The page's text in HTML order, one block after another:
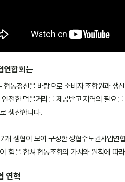
연합회는
협동정신을 바탕으로 소비자 조합원과 생
안전한 먹을거리를 제공받고 지역의 필요
생산합니다.
생협이 모여 구성한 생협수도권사업연
힘을 합쳐 협동조합의 가치와 원칙에 따
연혁